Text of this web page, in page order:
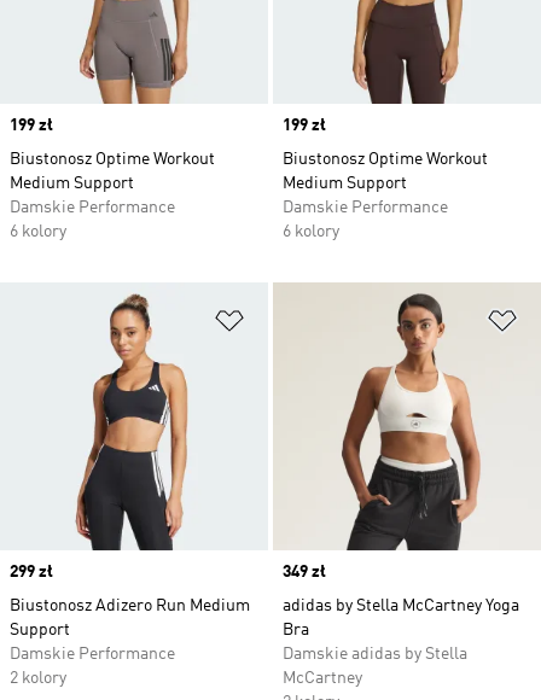
Price
199 zł
Biustonosz Optime Workout
Medium Support
Damskie Performance
6 kolory
Price
199 zł
Biustonosz Optime Workout
Medium Support
Damskie Performance
6 kolory
Dodaj do listy życzeń
Price
299 zł
Biustonosz Adizero Run Medium
Support
Damskie Performance
2 kolory
Price
349 zł
adidas by Stella McCartney Yoga
Bra
Damskie adidas by Stella
McCartney